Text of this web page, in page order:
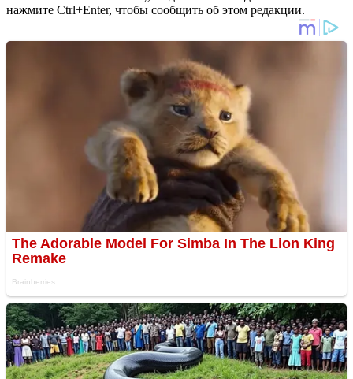
нажмите Ctrl+Enter, чтобы сообщить об этом редакции.